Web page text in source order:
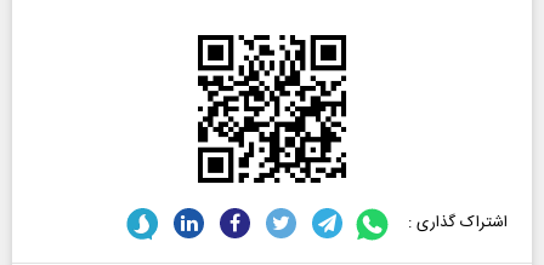
اشتراک گذاری :